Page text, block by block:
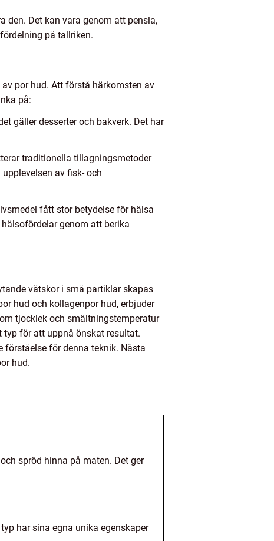
den. Det kan vara genom att pensla,
på tallriken.
por hud. Att förstå härkomsten av
på:
gäller desserter och bakverk. Det har
traditionella tillagningsmetoder
av fisk- och
fått stor betydelse för hälsa
genom att berika
vätskor i små partiklar skapas
hud och kollagenpor hud, erbjuder
tjocklek och smältningstemperatur
typ för att uppnå önskat resultat.
förståelse för denna teknik. Nästa
hud.
spröd hinna på maten. Det ger
har sina egna unika egenskaper